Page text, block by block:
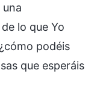
lo que Yo
podéis
que esperáis